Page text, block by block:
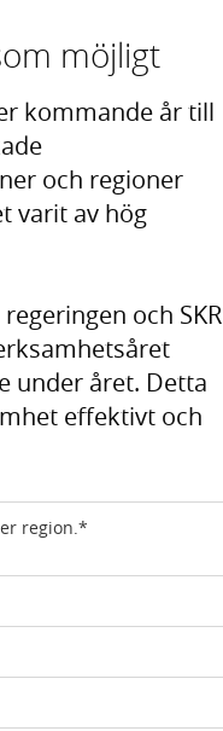
möjligt
kommande år till
och regioner
varit av hög
och SKR
under året. Detta
effektivt och
region.*